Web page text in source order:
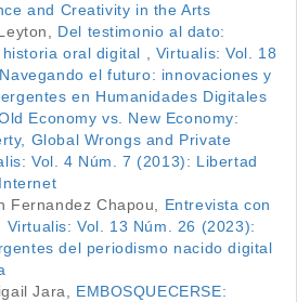
and Creativity in the Arts
Del testimonio al dato:
oral digital , Virtualis: Vol. 18
el futuro: innovaciones y
en Humanidades Digitales
Economy vs. New Economy:
Global Wrongs and Private
Vol. 4 Núm. 7 (2013): Libertad
Fernandez Chapou, Entrevista con
Virtualis: Vol. 13 Núm. 26 (2023):
del periodismo nacido digital
Jara, EMBOSQUECERSE: